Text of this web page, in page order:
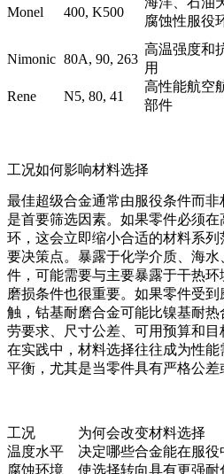
Monel 400, K500
腐蚀性服役
Nimonic 80A, 90, 263
高温强度和
用
Rene
N5, 80, 41
高性能航空
部件
工况如何影响材料选择
最佳超级合金通常由服役条件而
是首要筛选因素。如果零件必须
环，这会立即缩小合适的材料系
要决策点。暴露于化学介质、海
件，可能需要与主要暴露于干热环
磨损条件也很重要。如果零件受
触，钴基耐磨合金可能比镍基耐
劳要求、尺寸公差、可用预算和目
在实践中，材料选择往往成为性
平衡，尤其是当零件具有严格公差
工况
为何会改变材料选择
温度水平
决定哪些合金能在服
腐蚀环境
使选择转向具有更强耐